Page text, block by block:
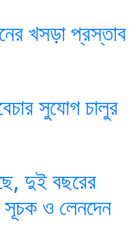
খসড়া প্রস্তাব
সুযোগ চালুর
দুই বছরের
সূচক ও লেনদেন